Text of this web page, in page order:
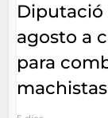
Diputació
agosto a
para